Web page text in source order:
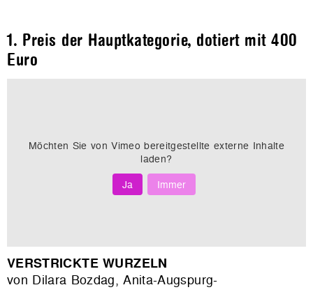
1. Preis der Hauptkategorie, dotiert mit 400
Euro
Möchten Sie vonVimeo bereitgestellte externe Inhalte
laden?
Ja
Immer
VERSTRICKTE WURZELN
von Dilara Bozdag, Anita-Augspurg-